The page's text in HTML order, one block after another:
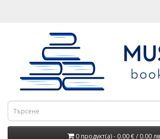
0 продукт(а) - 0.00 € / 0.00